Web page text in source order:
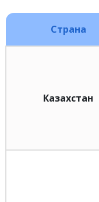
Страна
Казахстан